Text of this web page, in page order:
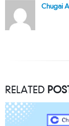
Chugai
RELATED